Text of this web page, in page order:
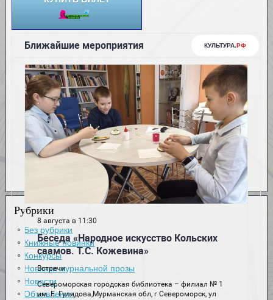
Рубрики
Без рубрики
Книжные новинки
Конкурсы
Новинки журнальной прозы
Новости
Объявления